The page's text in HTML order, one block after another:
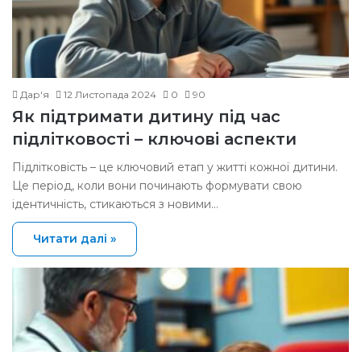
Дар'я 12 Листопада 2024 0 90
Як підтримати дитину під час
підлітковості – ключові аспекти
Підлітковість – це ключовий етап у житті кожної дитини.
Це період, коли вони починають формувати свою
ідентичність, стикаються з новими…
Читати далі »